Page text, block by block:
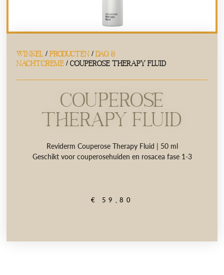
WINKEL /PRODUCTEN /DAG &
NACHTCREME / COUPEROSE THERAPY FLUID
COUPEROSE
THERAPY FLUID
Reviderm Couperose Therapy Fluid | 50 ml
Geschikt voor couperosehuiden en rosacea fase 1-3
€ 59,80